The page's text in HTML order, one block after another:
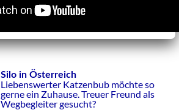
Silo in Österreich
Liebenswerter Katzenbub möchte so
gerne ein Zuhause. Treuer Freund als
Wegbegleiter gesucht?